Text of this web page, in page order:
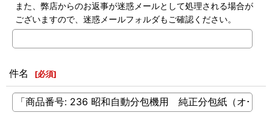
また、弊店からのお返事が迷惑メールとして処理される場合が
ございますので、迷惑メールフォルダもご確認ください。
件名 [必須]